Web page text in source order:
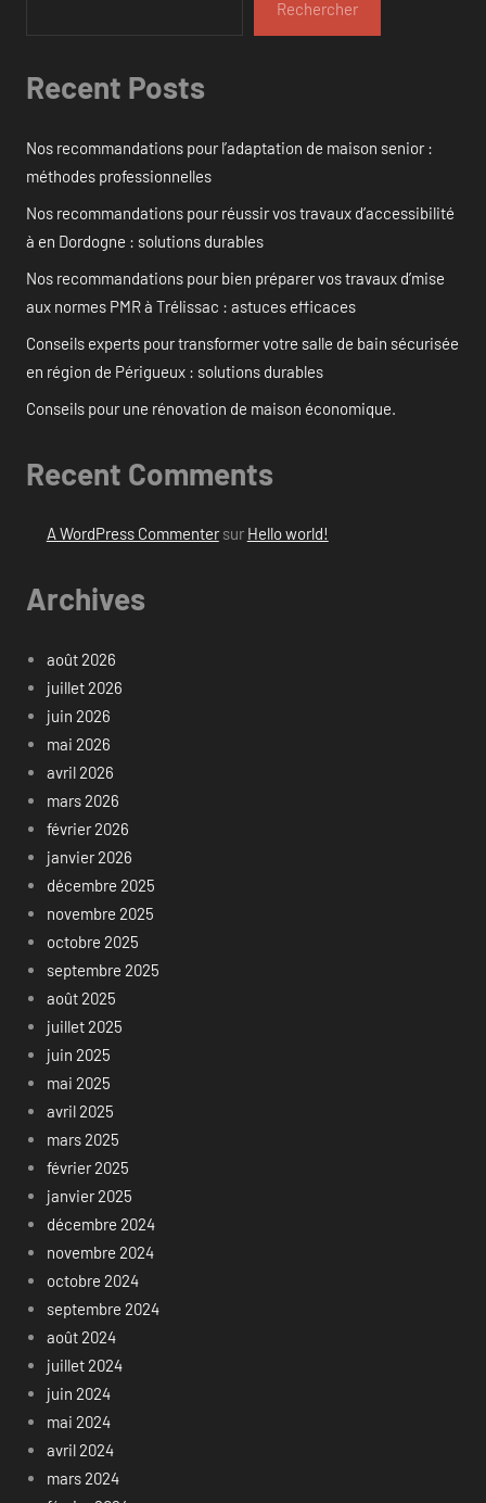
Rechercher
Recent Posts
Nos recommandations pour l’adaptation de maison senior :
méthodes professionnelles
Nos recommandations pour réussir vos travaux d’accessibilité
à en Dordogne : solutions durables
Nos recommandations pour bien préparer vos travaux d’mise
aux normes PMR à Trélissac : astuces efficaces
Conseils experts pour transformer votre salle de bain sécurisée
en région de Périgueux : solutions durables
Conseils pour une rénovation de maison économique.
Recent Comments
A WordPress Commentersur Hello world!
Archives
août 2026
juillet 2026
juin 2026
mai 2026
avril 2026
mars 2026
février 2026
janvier 2026
décembre 2025
novembre 2025
octobre 2025
septembre 2025
août 2025
juillet 2025
juin 2025
mai 2025
avril 2025
mars 2025
février 2025
janvier 2025
décembre 2024
novembre 2024
octobre 2024
septembre 2024
août 2024
juillet 2024
juin 2024
mai 2024
avril 2024
mars 2024